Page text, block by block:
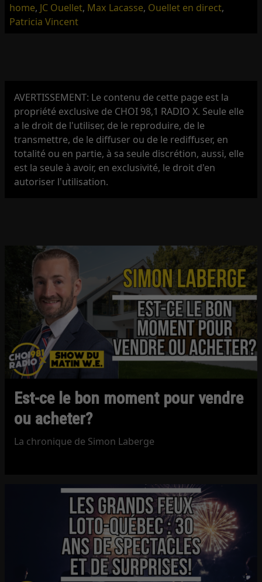
home, JC Ouellet, Max Lacasse, Ouellet en direct,
Patricia Vincent
AVERTISSEMENT: Le contenu de cette page est la
propriété exclusive de CHOI 98,1 RADIO X. Seule elle
a le droit de l'utiliser, de le reproduire, de le
transmettre, de le diffuser ou de le rediffuser, en
totalité ou en partie, à sa seule discrétion, aussi, elle
est la seule à avoir, en exclusivité, le droit d'en
autoriser l'utilisation.
Est-ce le bon moment pour vendre
ou acheter?
La chronique de Simon Laberge